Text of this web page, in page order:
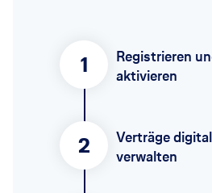
1
Registrieren
aktivieren
2
Verträge
verwalten